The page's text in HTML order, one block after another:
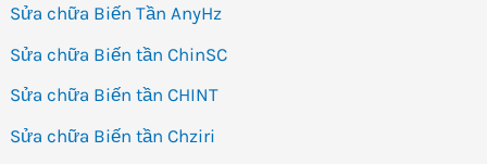
Sửa chữa Biến Tần AnyHz
Sửa chữa Biến tần ChinSC
Sửa chữa Biến tần CHINT
Sửa chữa Biến tần Chziri